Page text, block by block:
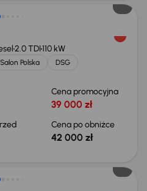
2.0 TDI110 kW
Salon Polska
DSG
Cena promocyjna
39 000 zł
Cena po obniżce
42 000 zł